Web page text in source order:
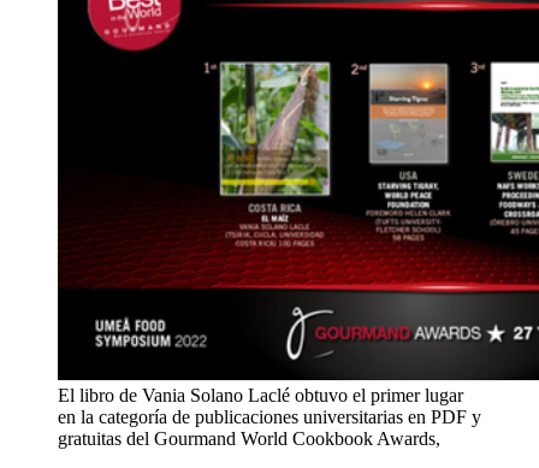
El libro de Vania Solano Laclé obtuvo el primer lugar
en la categoría de publicaciones universitarias en PDF y
gratuitas del Gourmand World Cookbook Awards,